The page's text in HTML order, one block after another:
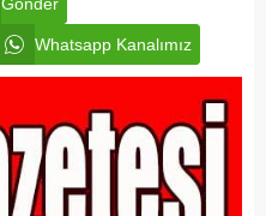
Whatsapp Kanalımız